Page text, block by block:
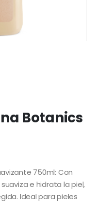
Botanics
750ml: Con
e hidrata la piel,
Ideal para pieles